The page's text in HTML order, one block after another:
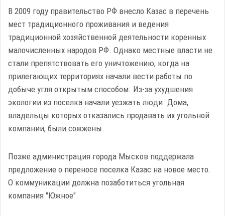
В 2009 году правительство РФ внесло Казас в перечень
мест традиционного проживания и ведения
традиционной хозяйственной деятельности коренных
малочисленных народов РФ. Однако местные власти не
стали препятствовать его уничтожению, когда на
прилегающих территориях начали вести работы по
добыче угля открытым способом. Из-за ухудшения
экологии из поселка начали уезжать люди. Дома,
владельцы которых отказались продавать их угольной
компании, были сожжены.
Позже администрация города Мысков поддержала
предложение о переносе поселка Казас на новое место.
О коммуникации должна позаботиться угольная
компания "Южное".